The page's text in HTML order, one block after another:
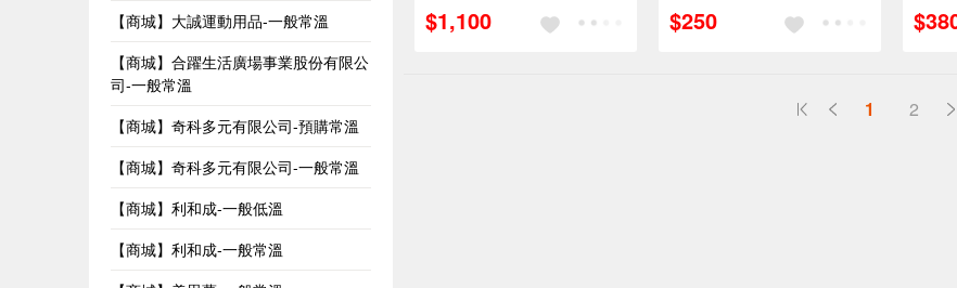
【商城】大誠運動用品-一般常溫
【商城】合躍生活廣場事業股份有限公
司-一般常溫
【商城】奇科多元有限公司-預購常溫
【商城】奇科多元有限公司-一般常溫
【商城】利和成-一般低溫
【商城】利和成-一般常溫
$1,100 $250
1 2